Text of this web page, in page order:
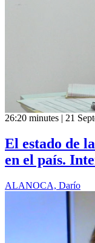
26:20 minutes | 21
El estado de
en el país.
ALANOCA, Darío